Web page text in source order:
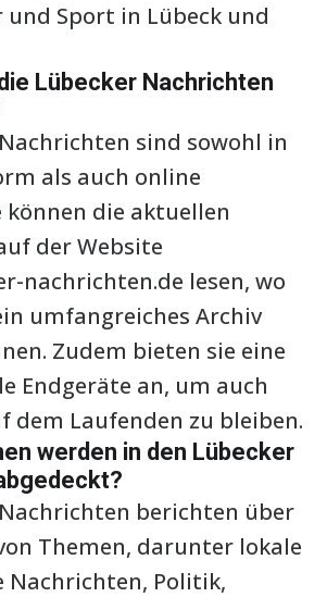
Sport in Lübeck und
Lübecker Nachrichten
sind sowohl in
als auch online
können die aktuellen
der Website
nachrichten.de lesen, wo
umfangreiches Archiv
Zudem bieten sie eine
Endgeräte an, um auch
dem Laufenden zu bleiben.
werden in den Lübecker
berichten über
Themen, darunter lokale
Nachrichten, Politik,